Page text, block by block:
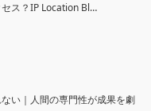
ス？IP Location Bl…
い｜人間の専門性が成果を劇